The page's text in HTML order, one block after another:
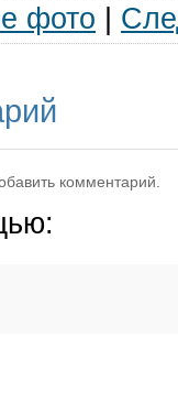
фото
комментарий.